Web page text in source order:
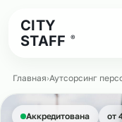
CITY
STAFF
®
Главная›Аутсорсинг
Аккредитована от